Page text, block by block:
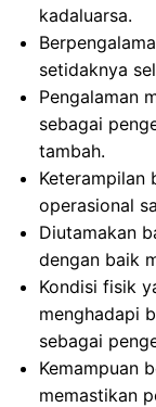
kadaluarsa.
setidaknya
Pengalaman
sebagai
tambah.
Keterampilan
operasional
Diutamakan
dengan baik
Kondisi fisik
menghadapi
sebagai
Kemampuan
memastikan